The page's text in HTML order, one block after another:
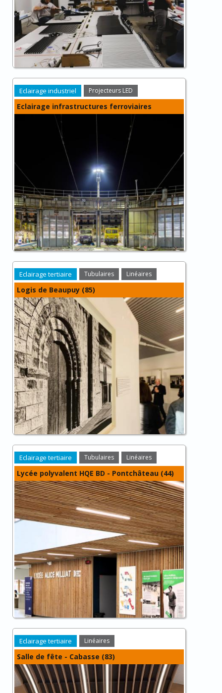
Eclairage industriel Projecteurs LED
Eclairage infrastructures ferroviaires
Eclairage tertiaire Tubulaires Linéaires
Logis de Beaupuy (85)
Eclairage tertiaire Tubulaires Linéaires
Lycée polyvalent HQE BD - Pontchâteau (44)
Eclairage tertiaire Linéaires
Salle de fête - Cabasse (83)